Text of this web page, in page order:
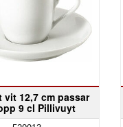
vit 12,7 cm passar
9 cl Pillivuyt